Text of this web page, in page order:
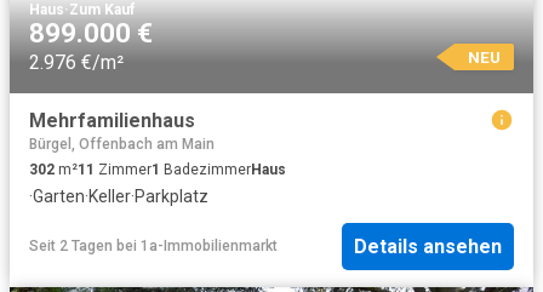
Haus·Zum Kauf
899.000 €
2.976 €/m² NEU
Mehrfamilienhaus
Bürgel, Offenbach am Main
302 m²11 Zimmer1 BadezimmerHaus
·Garten·Keller·Parkplatz
Seit 2 Tagen bei 1a-Immobilienmarkt Details ansehen